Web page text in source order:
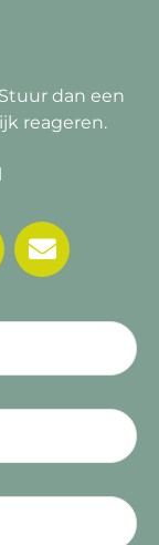
Stuur dan een
reageren.